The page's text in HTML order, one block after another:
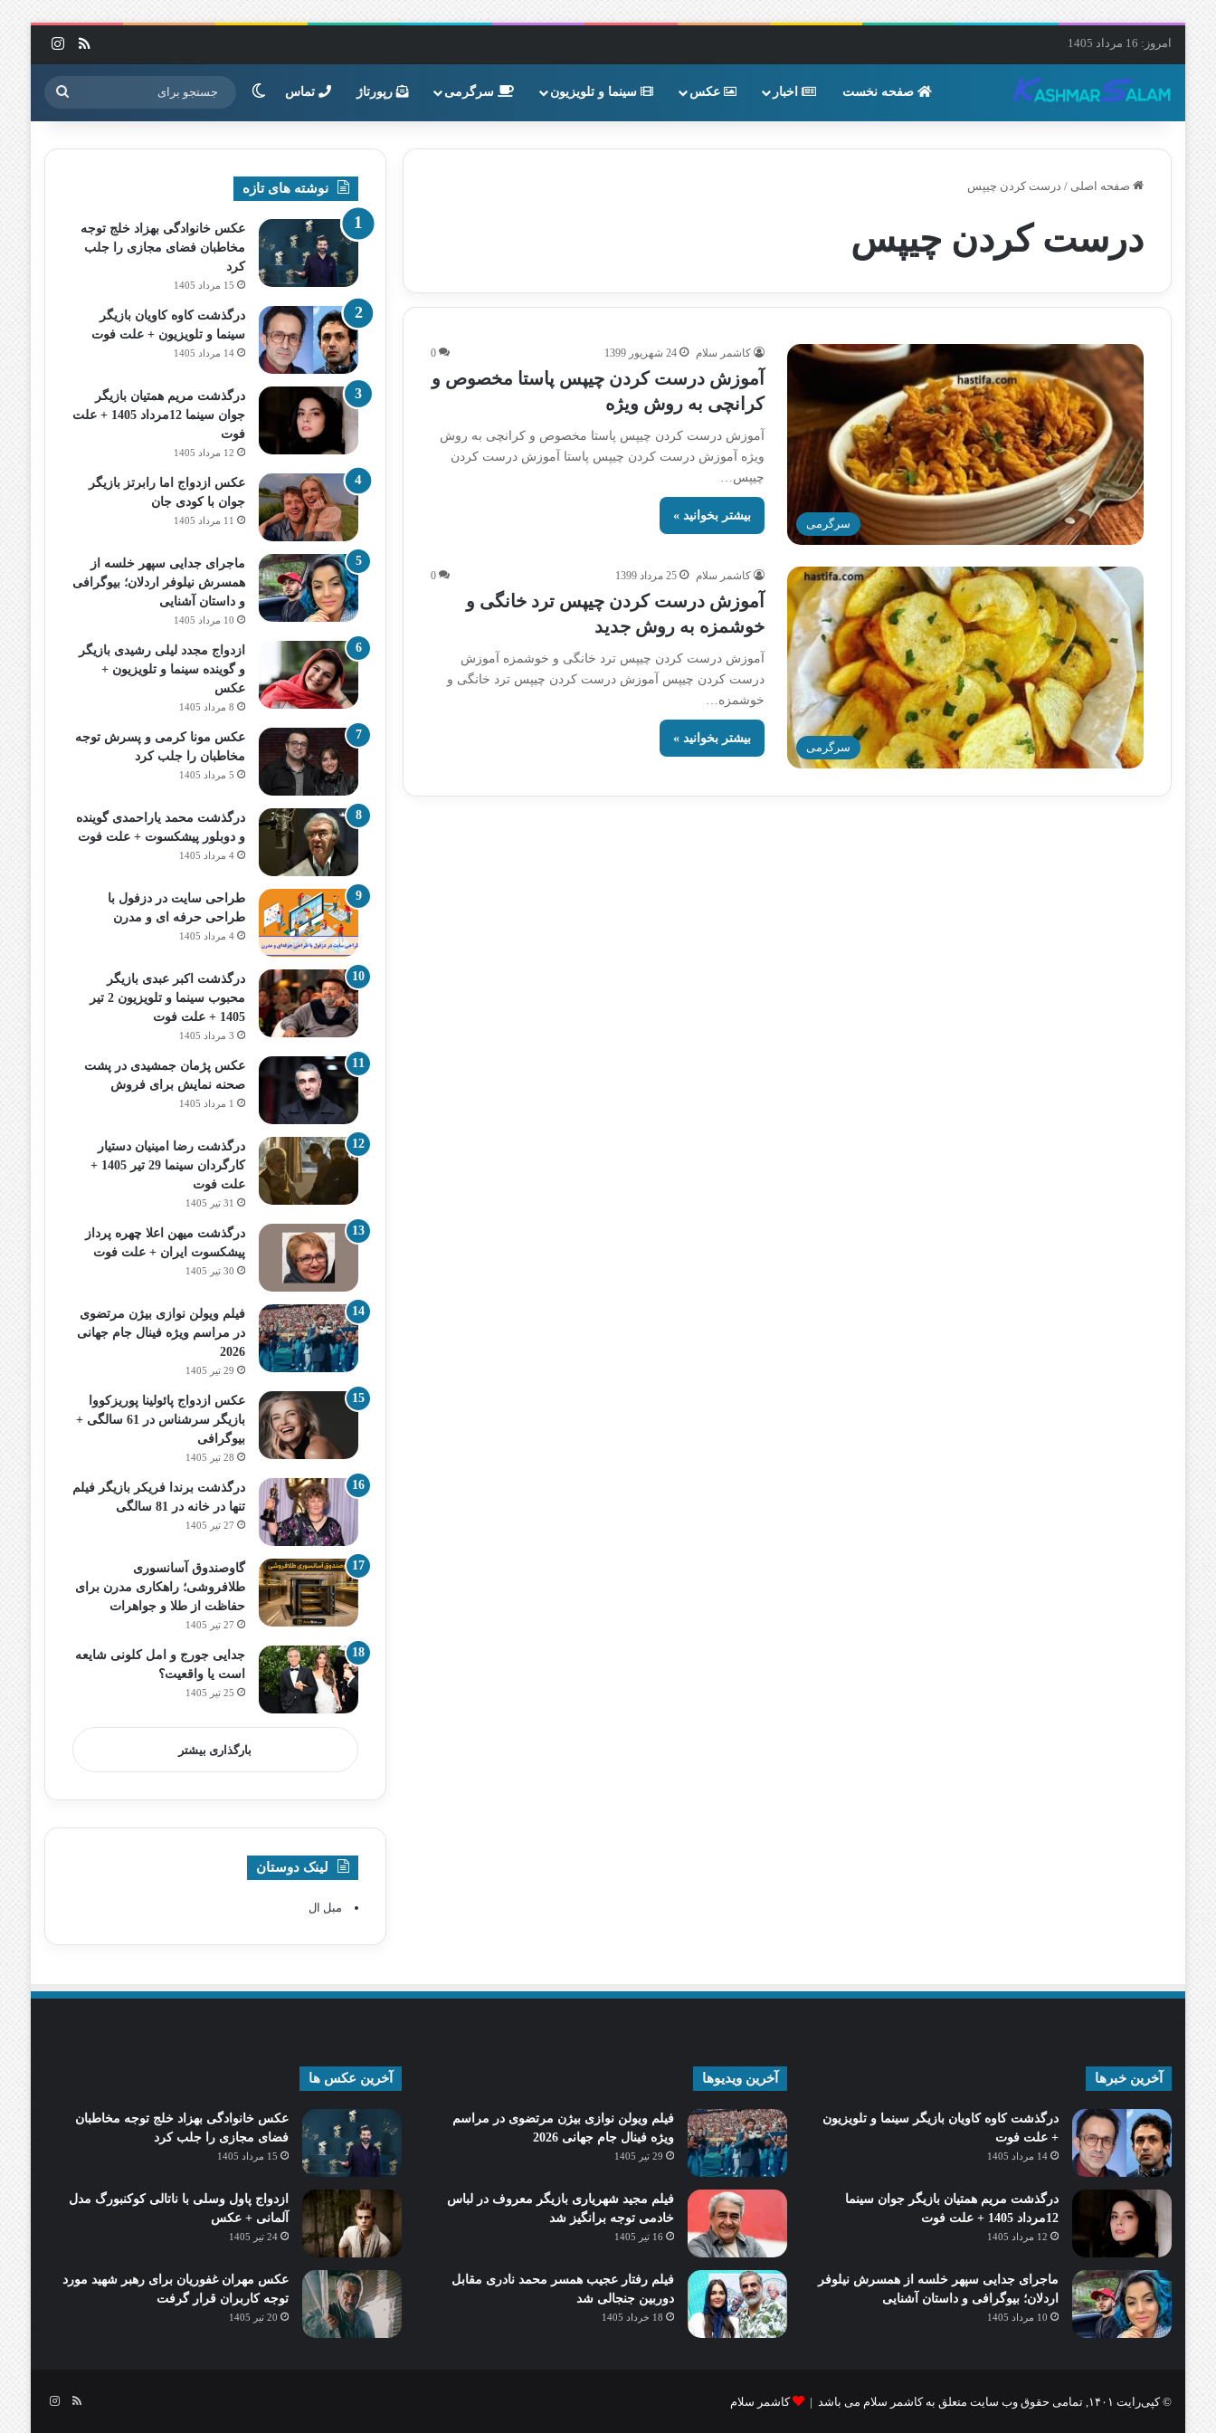
امروز: 16 مرداد 1405 خوراک
صفحه نخست اخبار عکس سینما و تلویزیون سرگرمی رپورتاژ تماس تغییر پوسته جستجو
برای
صفحه اصلی / درست کردن چیپس
درست کردن چیپس
سرگرمی
کاشمر سلام 24 شهریور 1399 0
آموزش درست کردن چیپس پاستا مخصوص و
کرانچی به روش ویژه
آموزش درست کردن چیپس پاستا مخصوص و کرانچی به روش
ویژه آموزش درست کردن چیپس پاستا آموزش درست کردن
چیپس…
بیشتر بخوانید »
سرگرمی
کاشمر سلام 25 مرداد 1399 0
آموزش درست کردن چیپس ترد خانگی و
خوشمزه به روش جدید
آموزش درست کردن چیپس ترد خانگی و خوشمزه آموزش
درست کردن چیپس آموزش درست کردن چیپس ترد خانگی و
خوشمزه…
بیشتر بخوانید »
نوشته های تازه
عکس خانوادگی بهزاد خلج توجه
مخاطبان فضای مجازی را جلب
کرد
15 مرداد 1405
درگذشت کاوه کاویان بازیگر
سینما و تلویزیون + علت فوت
14 مرداد 1405
درگذشت مریم همتیان بازیگر
جوان سینما 12مرداد 1405 + علت
فوت
12 مرداد 1405
عکس ازدواج اما رابرتز بازیگر
جوان با کودی جان
11 مرداد 1405
ماجرای جدایی سپهر خلسه از
همسرش نیلوفر اردلان؛ بیوگرافی
و داستان آشنایی
10 مرداد 1405
ازدواج مجدد لیلی رشیدی بازیگر
و گوینده سینما و تلویزیون +
عکس
8 مرداد 1405
عکس مونا کرمی و پسرش توجه
مخاطبان را جلب کرد
5 مرداد 1405
درگذشت محمد یاراحمدی گوینده
و دوبلور پیشکسوت + علت فوت
4 مرداد 1405
طراحی سایت در دزفول با
طراحی حرفه‌ ای و مدرن
4 مرداد 1405
درگذشت اکبر عبدی بازیگر
محبوب سینما و تلویزیون 2 تیر
1405 + علت فوت
3 مرداد 1405
عکس پژمان جمشیدی در پشت
صحنه نمایش برای فروش
1 مرداد 1405
درگذشت رضا امینیان دستیار
کارگردان سینما 29 تیر 1405 +
علت فوت
31 تیر 1405
درگذشت میهن اعلا چهره پرداز
پیشکسوت ایران + علت فوت
30 تیر 1405
فیلم ویولن نوازی بیژن مرتضوی
در مراسم ویژه فینال جام جهانی
2026
29 تیر 1405
عکس ازدواج پائولینا پوریزکووا
بازیگر سرشناس در 61 سالگی +
بیوگرافی
28 تیر 1405
درگذشت برندا فریکر بازیگر فیلم
تنها در خانه در 81 سالگی
27 تیر 1405
گاوصندوق آسانسوری
طلافروشی؛ راهکاری مدرن برای
حفاظت از طلا و جواهرات
27 تیر 1405
جدایی جورج و امل کلونی شایعه
است یا واقعیت؟
25 تیر 1405
بارگذاری بیشتر
لینک دوستان
مبل ال
آخرین خبرها
درگذشت کاوه کاویان بازیگر سینما و تلویزیون
+ علت فوت
14 مرداد 1405
درگذشت مریم همتیان بازیگر جوان سینما
12مرداد 1405 + علت فوت
12 مرداد 1405
ماجرای جدایی سپهر خلسه از همسرش نیلوفر
اردلان؛ بیوگرافی و داستان آشنایی
10 مرداد 1405
آخرین ویدیوها
فیلم ویولن نوازی بیژن مرتضوی در مراسم
ویژه فینال جام جهانی 2026
29 تیر 1405
فیلم مجید شهریاری بازیگر معروف در لباس
خادمی توجه برانگیز شد
16 تیر 1405
فیلم رفتار عجیب همسر محمد نادری مقابل
دوربین جنجالی شد
18 خرداد 1405
آخرین عکس ها
عکس خانوادگی بهزاد خلج توجه مخاطبان
فضای مجازی را جلب کرد
15 مرداد 1405
ازدواج پاول وسلی با ناتالی کوکنبورگ مدل
آلمانی + عکس
24 تیر 1405
عکس مهران غفوریان برای رهبر شهید مورد
توجه کاربران قرار گرفت
20 تیر 1405
© کپی‌رایت ۱۴۰۱, تمامی حقوق وب سایت متعلق به کاشمر سلام می باشد | کاشمر سلام خوراکاینستاگرام